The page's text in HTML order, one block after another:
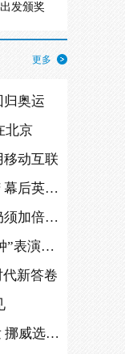
发颁奖
更多
归奥运
北京
动互联
北京八分钟：台上精彩源自演员刻苦 幕后英雄多
平昌冬奥会正式闭幕 蓄力北京我们仍须加倍努力
带你走近平昌冬奥闭幕式“北京八分钟”表演现场
新答卷
越野滑雪女子30公里传统式集体出发 挪威选手摘金